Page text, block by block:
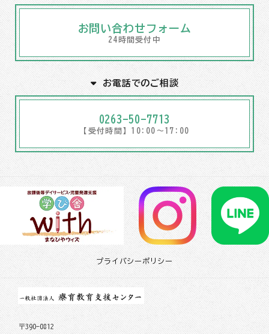
お問い合わせフォーム
24時間受付中
お電話でのご相談
0263-50-7713
【受付時間】10:00～17:00
プライバシーポリシー
〒390-0812